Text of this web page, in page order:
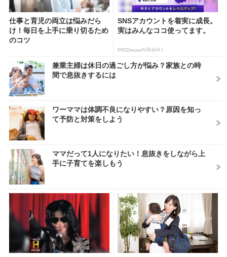
仕事と育児の両立は悩みだら
け！毎日を上手に乗り切るため
のコツ
SNSアカウントを着実に成長。
実はみんなココ使ってます。
PR(Dreaw合同会社)
兼業主婦は休日の過ごし方が悩み？家族との時
間で息抜きするには
ワーママは体調不良になりやすい？原因を知っ
て予防と対策をしよう
ママだって1人になりたい！息抜きをしながら上
手に子育てを楽しもう